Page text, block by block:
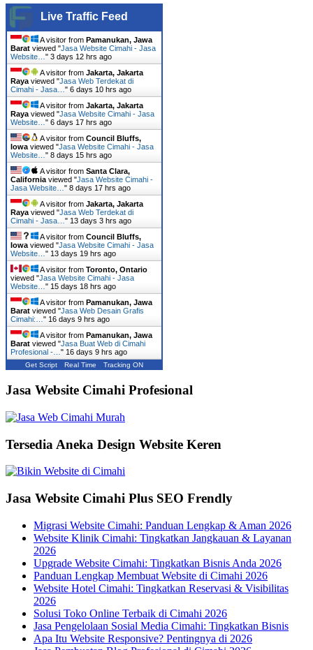
Live Traffic Feed
A visitor from Pamanukan, Jawa
Barat viewed "Jasa Website Cimahi - Jasa
Website… " 3 days 12 hrs ago
A visitor from Jakarta, Jakarta
Raya viewed "Jasa Web Terdekat di
Cimahi - Jasa… " 6 days 10 hrs ago
A visitor from Jakarta, Jakarta
Raya viewed "Jasa Website Cimahi - Jasa
Website… " 6 days 17 hrs ago
A visitor from Council Bluffs,
Iowa viewed "Jasa Website Cimahi - Jasa
Website… " 8 days 15 hrs ago
A visitor from Santa Clara,
California viewed "Jasa Website Cimahi -
Jasa Website… " 8 days 17 hrs ago
A visitor from Jakarta, Jakarta
Raya viewed "Jasa Web Terdekat di
Cimahi - Jasa… " 13 days 3 hrs ago
A visitor from Council Bluffs,
Iowa viewed "Jasa Website Cimahi - Jasa
Website… " 13 days 19 hrs ago
A visitor from Toronto, Ontario
viewed "Jasa Website Cimahi - Jasa
Website… " 15 days 18 hrs ago
A visitor from Pamanukan, Jawa
Barat viewed "Jasa Web Desain Grafis
Cimahi:… " 16 days 9 hrs ago
A visitor from Pamanukan, Jawa
Barat viewed "Jasa Buat Web di Cimahi
Profesional -… " 16 days 9 hrs ago
Get Script Real Time Tracking ON
Jasa Website Cimahi Profesional
Tersedia Aneka Design Website Keren
Jasa Website Cimahi Plus SEO Frendly
Migrasi Website Cimahi: Panduan Lengkap & Aman 2026
Website Klinik Cimahi: Tingkatkan Jangkauan & Layanan
2026
Upgrade Website Cimahi: Tingkatkan Bisnis Anda 2026
Panduan Lengkap Membuat Website di Cimahi 2026
Website Hotel Cimahi: Tingkatkan Reservasi & Visibilitas
2026
Solusi Toko Online Terbaik di Cimahi 2026
Jasa Pengelolaan Sosial Media Cimahi: Tingkatkan Bisnis
Apa Itu Website Responsive? Pentingnya di 2026